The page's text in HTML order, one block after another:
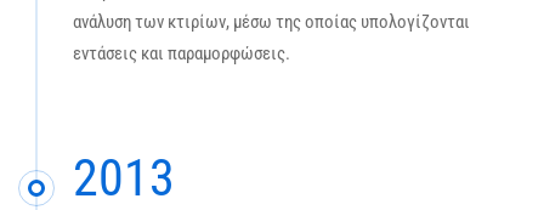
ανάλυση των κτιρίων, μέσω της οποίας υπολογίζονται
εντάσεις και παραμορφώσεις.
2013